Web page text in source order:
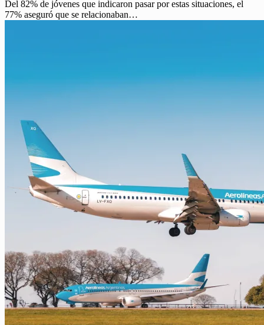
Del 82% de jóvenes que indicaron pasar por estas situaciones, el
77% aseguró que se relacionaban…